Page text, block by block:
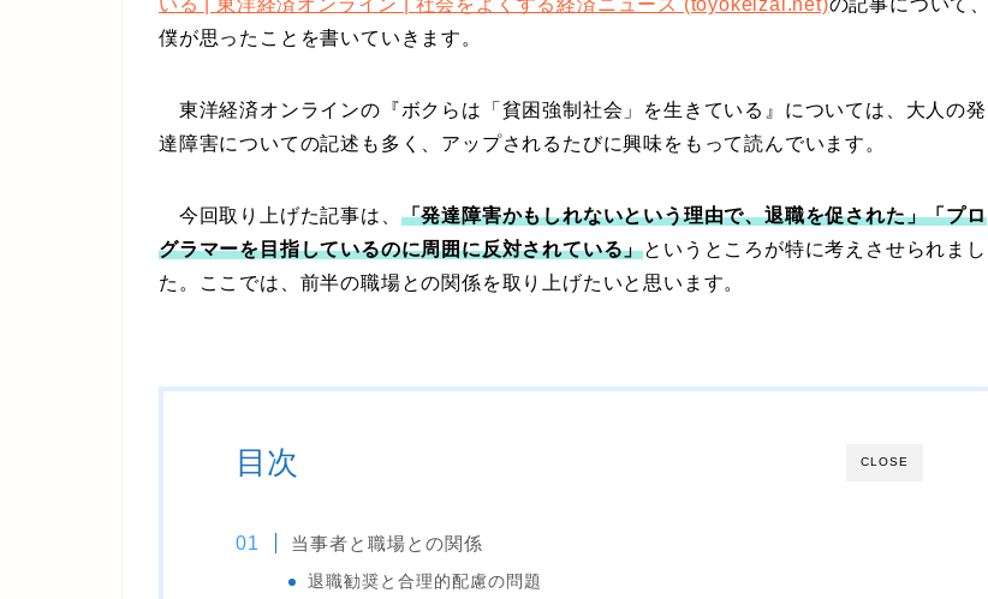
僕が思ったことを書いていきます。
東洋経済オンラインの『ボクらは「貧困強制社会」を生きている』については、大人の発
達障害についての記述も多く、アップされるたびに興味をもって読んでいます。
今回取り上げた記事は、 「発達障害かもしれないという理由で、退職を促された」「プロ
グラマーを目指しているのに周囲に反対されている」というところが特に考えさせられまし
た。ここでは、前半の職場との関係を取り上げたいと思います。
CLOSE
目次
当事者と職場との関係
退職勧奨と合理的配慮の問題